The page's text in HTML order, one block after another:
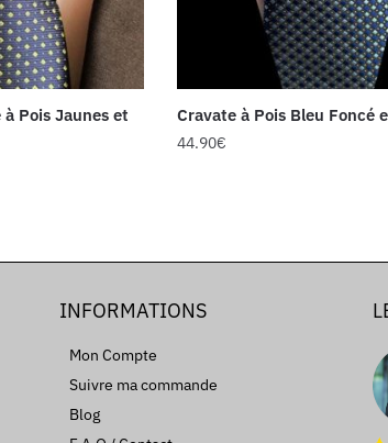
Pois Jaunes et
Cravate à Pois Bleu Foncé
44.90€
INFORMATIONS
Mon Compte
Suivre ma commande
Blog